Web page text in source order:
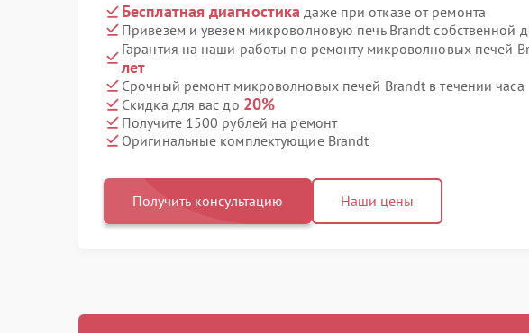
Бесплатная диагностика даже при отказе от ремонта
Привезем и увезем микроволновую печь Brandt собственной
Гарантия на наши работы по ремонту микроволновых печей
лет
Срочный ремонт микроволновых печей Brandt в течении часа
Скидка для вас до 20%
Получите 1500 рублей на ремонт
Оригинальные комплектующие Brandt
Получить консультацию Наши цены